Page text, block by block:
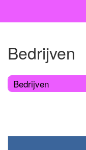
Bedrijven
Bedrijven